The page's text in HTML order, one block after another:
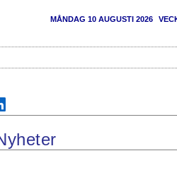
MÅNDAG 10 AUGUSTI 2026